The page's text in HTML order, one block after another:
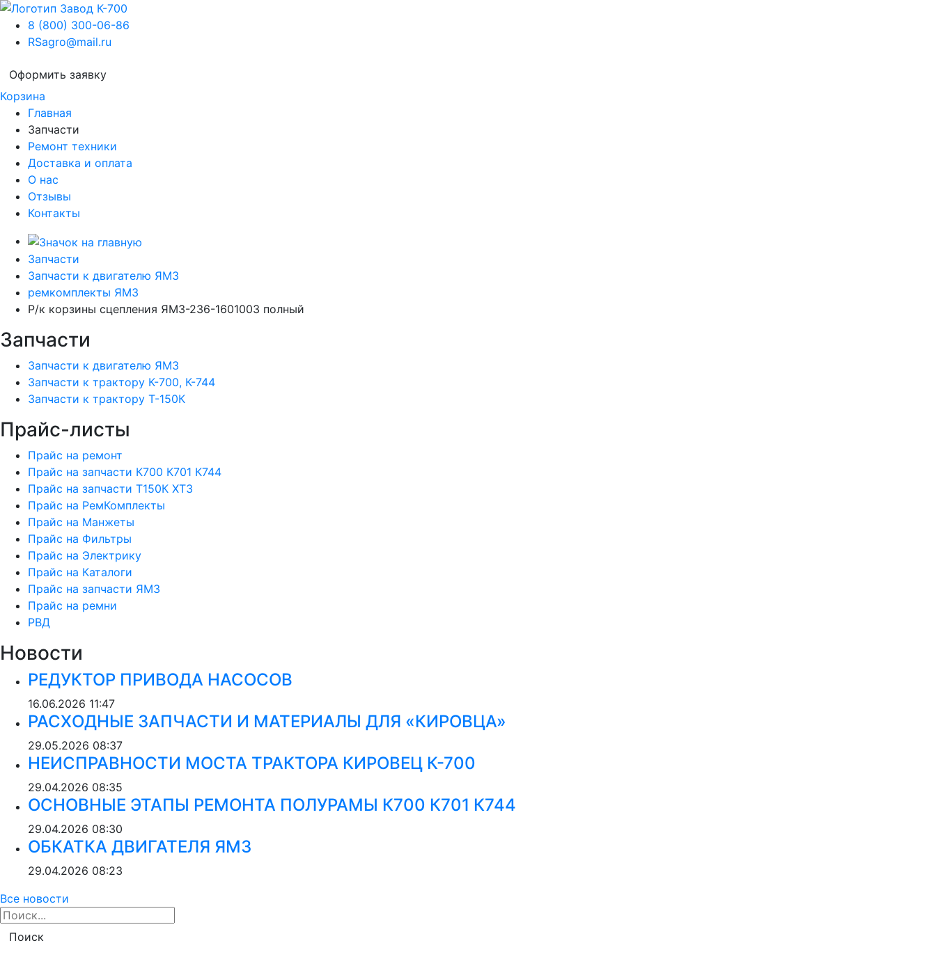
8 (800) 300-06-86
RSagro@mail.ru
Оформить заявку
Корзина
Главная
Запчасти
Ремонт техники
Доставка и оплата
О нас
Отзывы
Контакты
Запчасти
Запчасти к двигателю ЯМЗ
ремкомплекты ЯМЗ
Р/к корзины сцепления ЯМЗ-236-1601003 полный
Запчасти
Запчасти к двигателю ЯМЗ
Запчасти к трактору К-700, К-744
Запчасти к трактору Т-150К
Прайс-листы
Прайс на ремонт
Прайс на запчасти К700 К701 К744
Прайс на запчасти Т150К ХТЗ
Прайс на РемКомплекты
Прайс на Манжеты
Прайс на Фильтры
Прайс на Электрику
Прайс на Каталоги
Прайс на запчасти ЯМЗ
Прайс на ремни
РВД
Новости
РЕДУКТОР ПРИВОДА НАСОСОВ
16.06.2026 11:47
РАСХОДНЫЕ ЗАПЧАСТИ И МАТЕРИАЛЫ ДЛЯ «КИРОВЦА»
29.05.2026 08:37
НЕИСПРАВНОСТИ МОСТА ТРАКТОРА КИРОВЕЦ К-700
29.04.2026 08:35
ОСНОВНЫЕ ЭТАПЫ РЕМОНТА ПОЛУРАМЫ К700 К701 К744
29.04.2026 08:30
ОБКАТКА ДВИГАТЕЛЯ ЯМЗ
29.04.2026 08:23
Все новости
Поиск